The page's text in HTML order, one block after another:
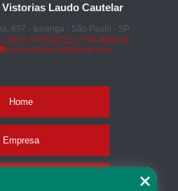
Laudo Cautelar
697 - Ipiranga - São Paulo - SP
2872-7402
(11) 7788-8888
visaoconfiance@gmail.com
Home
Empresa